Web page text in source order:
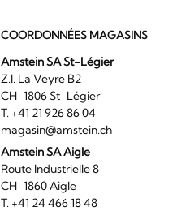
COORDONNÉES MAGASINS
Amstein SA St-Légier
Z.I. La Veyre B2
CH-1806 St-Légier
T. +41 21 926 86 04
magasin@amstein.ch
Amstein SA Aigle
Route Industrielle 8
CH-1860 Aigle
T. +41 24 466 18 48